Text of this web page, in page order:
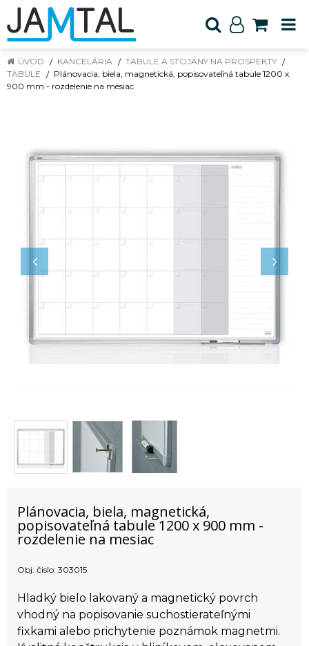
ÚVOD KANCELÁRIA
TABULE A STOJANY NA PROSPEKTY
TABULE
Plánovacia, biela, magnetická, popisovateľná tabule 1200 x
900 mm - rozdelenie na mesiac
Plánovacia, biela, magnetická,
popisovateľná tabule 1200 x 900 mm -
rozdelenie na mesiac
Obj. čislo: 303015
Hladký bielo lakovaný a magnetický povrch
vhodný na popisovanie suchostierateľnými
fixkami alebo prichytenie poznámok magnetmi.